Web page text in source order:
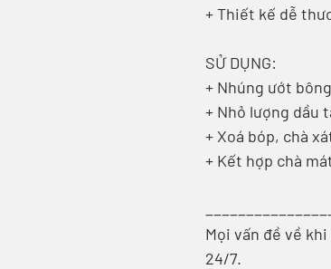
+ Thiết kế dễ
SỬ DỤNG:
+ Nhúng ướt
+ Nhỏ lượng dầu
+ Xoá bóp, chà
+ Kết hợp chà
Mọi vấn đề về
24/7.